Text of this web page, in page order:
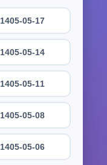
1405-05-17
1405-05-14
1405-05-11
1405-05-08
1405-05-06